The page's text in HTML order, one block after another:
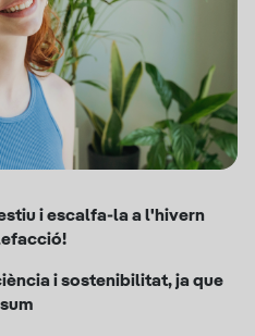
i escalfa-la a l'hivern
i sostenibilitat, ja que